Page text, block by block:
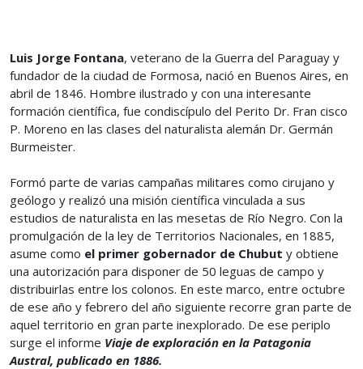
Luis Jorge Fontana, veterano de la Guerra del Paraguay y
fundador de la ciudad de Formosa, nació en Buenos Aires, en
abril de 1846. Hombre ilustrado y con una interesante
formación científica, fue condiscípulo del Perito Dr. Fran cisco
P. Moreno en las clases del naturalista alemán Dr. Germán
Burmeister.
Formó parte de varias campañas militares como cirujano y
geólogo y realizó una misión científica vinculada a sus
estudios de naturalista en las mesetas de Río Negro. Con la
promulgación de la ley de Territorios Nacionales, en 1885,
asume como el primer gobernador de Chubut y obtiene
una autorización para disponer de 50 leguas de campo y
distribuirlas entre los colonos. En este marco, entre octubre
de ese año y febrero del año siguiente recorre gran parte de
aquel territorio en gran parte inexplorado. De ese periplo
surge el informe Viaje de exploración en la Patagonia
Austral, publicado en 1886.